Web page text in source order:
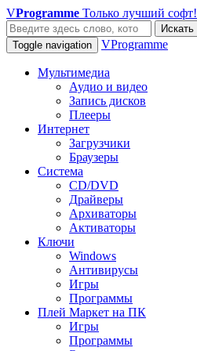
VProgramme Только лучший софт!
Искать
Toggle navigation
VProgramme
Мультимедиа
Аудио и видео
Запись дисков
Плееры
Интернет
Загрузчики
Браузеры
Система
CD/DVD
Драйверы
Архиваторы
Активаторы
Ключи
Windows
Антивирусы
Игры
Программы
Плей Маркет на ПК
Игры
Программы